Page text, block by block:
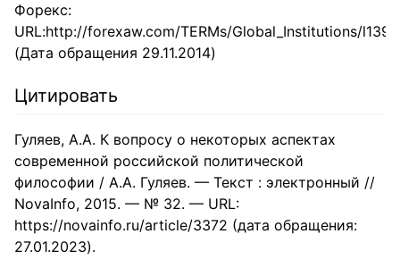
Форекс:
URL:http://forexaw.com/TERMs/Global_Institutions/
(Дата обращения 29.11.2014)
Цитировать
Гуляев, А.А. К вопросу о некоторых аспектах
современной российской политической
философии / А.А. Гуляев. — Текст : электронный //
NovaInfo, 2015. — № 32. — URL:
https://novainfo.ru/article/3372 (дата обращения:
27.01.2023).